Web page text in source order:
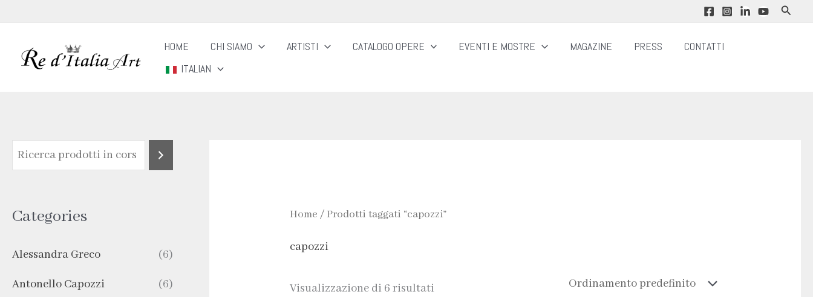
contenuto
Cerca
HOME CHI SIAMO ARTISTI CATALOGO OPERE EVENTI E MOSTRE MAGAZINE PRESS
CONTATTI
ITALIAN
Categories
Alessandra Greco (6)
Antonello Capozzi (6)
Home / Prodotti taggati “capozzi”
capozzi
Visualizzazione di 6 risultati